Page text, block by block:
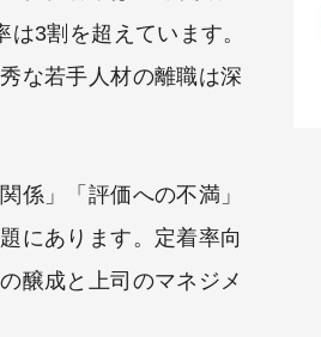
3割を超えています。
な若手人材の離職は深
係」「評価への不満」
にあります。定着率向
醸成と上司のマネジメ